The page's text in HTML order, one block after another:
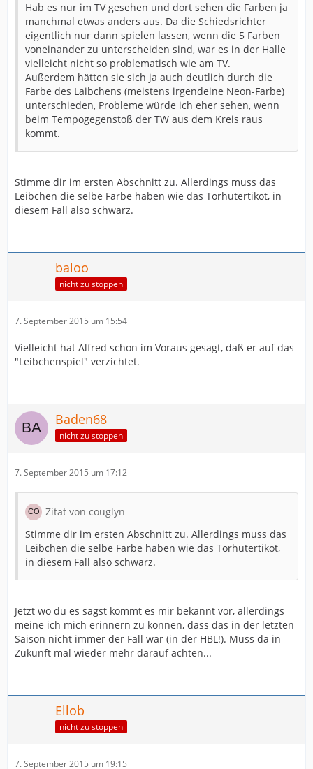
Hab es nur im TV gesehen und dort sehen die Farben ja
manchmal etwas anders aus. Da die Schiedsrichter
eigentlich nur dann spielen lassen, wenn die 5 Farben
voneinander zu unterscheiden sind, war es in der Halle
vielleicht nicht so problematisch wie am TV.
Außerdem hätten sie sich ja auch deutlich durch die
Farbe des Laibchens (meistens irgendeine Neon-Farbe)
unterschieden, Probleme würde ich eher sehen, wenn
beim Tempogegenstoß der TW aus dem Kreis raus
kommt.
Stimme dir im ersten Abschnitt zu. Allerdings muss das
Leibchen die selbe Farbe haben wie das Torhütertikot, in
diesem Fall also schwarz.
baloo
nicht zu stoppen
7. September 2015 um 15:54
Vielleicht hat Alfred schon im Voraus gesagt, daß er auf das
"Leibchenspiel" verzichtet.
Baden68
nicht zu stoppen
7. September 2015 um 17:12
Zitat von couglyn
Stimme dir im ersten Abschnitt zu. Allerdings muss das
Leibchen die selbe Farbe haben wie das Torhütertikot,
in diesem Fall also schwarz.
Jetzt wo du es sagst kommt es mir bekannt vor, allerdings
meine ich mich erinnern zu können, dass das in der letzten
Saison nicht immer der Fall war (in der HBL!). Muss da in
Zukunft mal wieder mehr darauf achten...
Ellob
nicht zu stoppen
7. September 2015 um 19:15